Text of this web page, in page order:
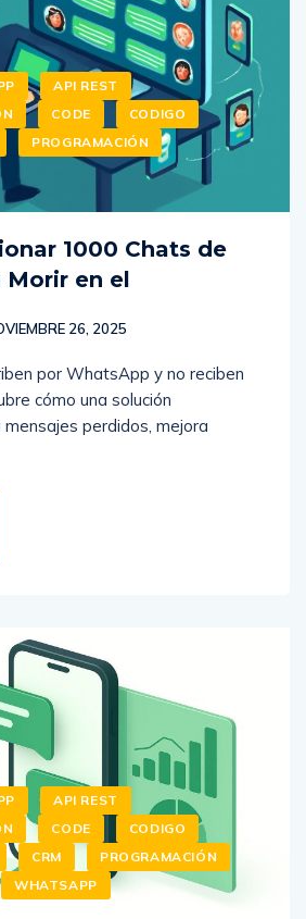
API REST
CODE
CODIGO
PROGRAMACIÓN
1000 Chats de
Morir en el
26, 2025
por WhatsApp y no reciben
cómo una solución
perdidos, mejora
API REST
CODE
CODIGO
CRM
PROGRAMACIÓN
WHATSAPP